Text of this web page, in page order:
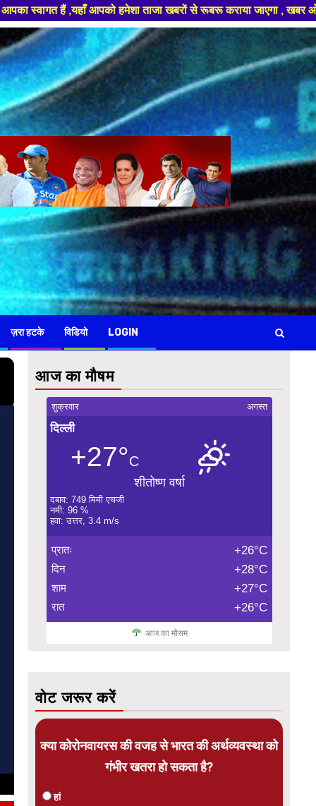
हमेशा ताजा खबरों से रूबरू कराया जाएगा , खबर ओर विज्ञापन के
ज़रा हटके विडियो LOGIN
आज का मौषम
शुक्रवार अगस्त
दिल्ली
+27°C
शीतोष्ण वर्षा
दबाव: 749 मिमी एचजी
नमी: 96 %
हवा: उत्तर, 3.4 m/s
प्रातः +26°C
दिन +28°C
शाम +27°C
रात +26°C
आज का मौसम
वोट जरूर करें
क्या कोरोनवायरस की वजह से भारत की अर्थव्यवस्था को
गंभीर खतरा हो सकता है?
हां